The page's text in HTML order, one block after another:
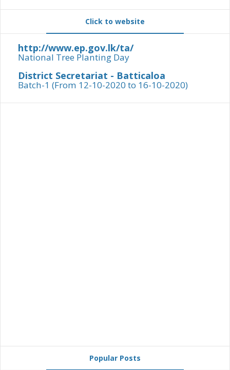
Click to website
http://www.ep.gov.lk/ta/
National Tree Planting Day
District Secretariat - Batticaloa
Batch-1 (From 12-10-2020 to 16-10-2020)
Popular Posts